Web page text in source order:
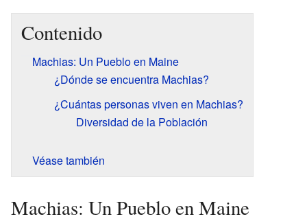
Contenido
Machias: Un Pueblo en Maine
¿Dónde se encuentra Machias?
¿Cuántas personas viven en Machias?
Diversidad de la Población
Véase también
Machias: Un Pueblo en Maine